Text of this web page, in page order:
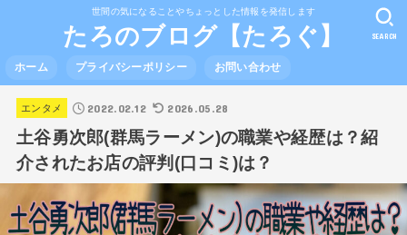
世間の気になることやちょっとした情報を発信します
たろのブログ【たろぐ】
ホーム プライバシーポリシー お問い合わせ
SEARCH
エンタメ 2022.02.12 2026.05.28
土谷勇次郎(群馬ラーメン)の職業や経歴は？紹
介されたお店の評判(口コミ)は？